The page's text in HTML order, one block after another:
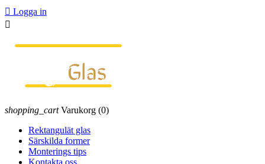
 Logga in

shopping_cart Varukorg (0)
Rektangulät glas
Särskilda former
Monterings tips
Kontakta oss